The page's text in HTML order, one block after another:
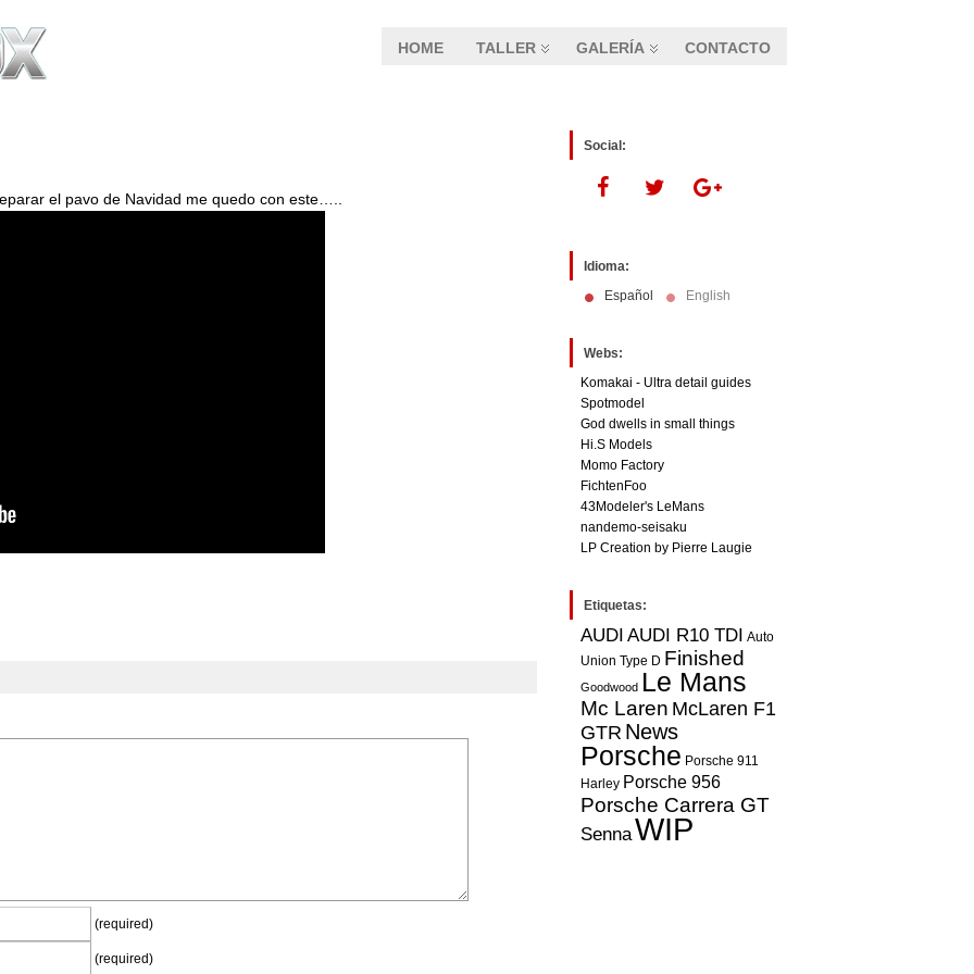
HOME TALLER GALERÍA CONTACTO
el pavo de Navidad me quedo con este…..
(required)
(required)
Social:
Idioma:
Español
English
Webs:
Komakai - Ultra detail guides
Spotmodel
God dwells in small things
Hi.S Models
Momo Factory
FichtenFoo
43Modeler's LeMans
nandemo-seisaku
LP Creation by Pierre Laugie
Etiquetas:
AUDI AUDI R10 TDI Auto
Union Type D Finished
Goodwood Le Mans
Mc Laren McLaren F1
GTR News
Porsche Porsche 911
Harley Porsche 956
Porsche Carrera GT
SennaWIP